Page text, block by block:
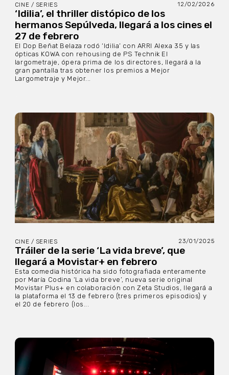
CINE / SERIES 12/02/2026
‘Idilia’, el thriller distópico de los
hermanos Sepúlveda, llegará a los cines el
27 de febrero
El Dop Beñat Belaza rodó ‘Idilia’ con ARRI Alexa 35 y las
ópticas KOWA con rehousing de PS Technik El
largometraje, ópera prima de los directores, llegará a la
gran pantalla tras obtener los premios a Mejor
Largometraje y Mejor...
CINE / SERIES 23/01/2025
Tráiler de la serie ‘La vida breve’, que
llegará a Movistar+ en febrero
Esta comedia histórica ha sido fotografiada enteramente
por María Codina ‘La vida breve’, nueva serie original
Movistar Plus+ en colaboración con Zeta Studios, llegará a
la plataforma el 13 de febrero (tres primeros episodios) y
el 20 de febrero (los...